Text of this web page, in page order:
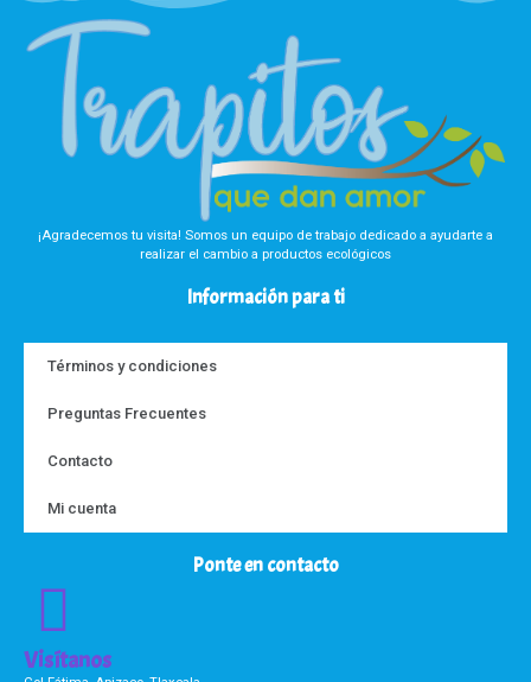
¡Agradecemos tu visita! Somos un equipo de trabajo dedicado a ayudarte a
realizar el cambio a productos ecológicos
Información para ti
Términos y condiciones
Preguntas Frecuentes
Contacto
Mi cuenta
Ponte en contacto
Visítanos